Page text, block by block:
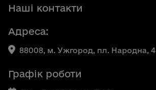
Наші контакти
Адреса:
88008, м. Ужгород, пл. Народна, 4
Графік роботи